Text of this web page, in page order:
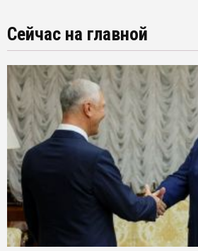
Сейчас на главной